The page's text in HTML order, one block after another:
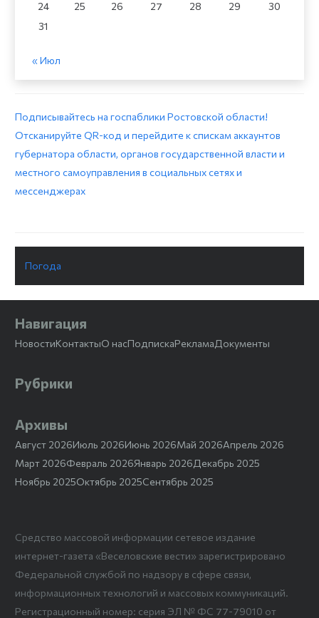
24
25 26 27 28 29
30
31
« Июл
Подписывайтесь на госпаблики Ростовской области!
Отсканируйте QR-код и перейдите к спискам аккаунтов
губернатора области, органов государственной власти и
местного самоуправления в социальных сетях и
мессенджерах
Погода
Навигация
НовостиКонтактыО насПодпискаРекламаДокументы
Рубрики
Архивы
Август 2026Июль 2026Июнь 2026Май 2026Апрель 2026
Март 2026Февраль 2026Январь 2026Декабрь 2025
Ноябрь 2025Октябрь 2025Сентябрь 2025
Средство массовой информации сетевое издание
интернет-газета «Веселовские вести» зарегистрировано
Федеральной службой по надзору в сфере связи,
информационных технологий и массовых коммуникаций.
Регистрационный номер: серия ЭЛ № ФС 77-79010 от